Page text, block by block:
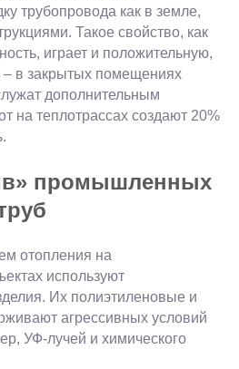
трубопровода как в земле,
Такое свойство, как
играет и положительную,
– в закрытых помещениях
дополнительным
на теплотрассах создают 20%
промышленных
отопления на
используют
Их полиэтиленовые и
агрессивных условий
УФ-лучей и химического